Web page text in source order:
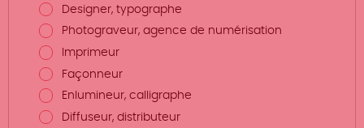
Designer, typographe
Photograveur, agence de numérisation
Imprimeur
Façonneur
Enlumineur, calligraphe
Diffuseur, distributeur